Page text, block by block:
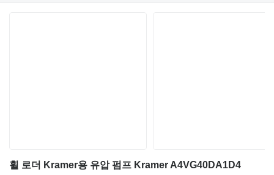
휠 로더 Kramer용 유압 펌프 Kramer A4VG40DA1D4